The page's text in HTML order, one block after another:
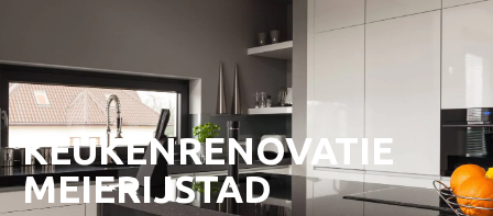
KEUKENRENOVATIE
MEIERIJSTAD